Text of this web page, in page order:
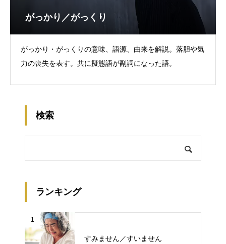
がっかり／がっくり
がっかり・がっくりの意味、語源、由来を解説。落胆や気
力の喪失を表す。共に擬態語が副詞になった語。
検索
ランキング
1
すみません／すいません